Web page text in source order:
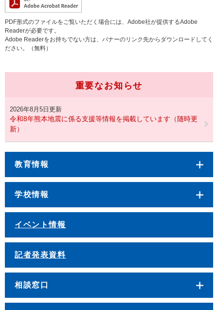
PDF形式のファイルをご覧いただく場合には、Adobe社が提供するAdobe
Readerが必要です。
Adobe Readerをお持ちでない方は、バナーのリンク先からダウンロードしてく
ださい。（無料）
重要なお知らせ
2026年8月5日更新
令和8年熊本地震に係る支援等情報を掲載しています（随時更
新）
教育情報
学校情報
イベント情報
記者発表資料
相談窓口